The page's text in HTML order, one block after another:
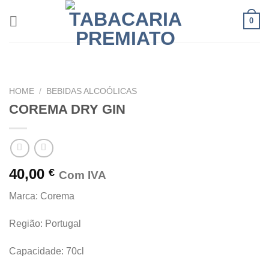
0
HOME / BEBIDAS ALCOÓLICAS
COREMA DRY GIN
40,00 € Com IVA
Marca: Corema
Região: Portugal
Capacidade: 70cl